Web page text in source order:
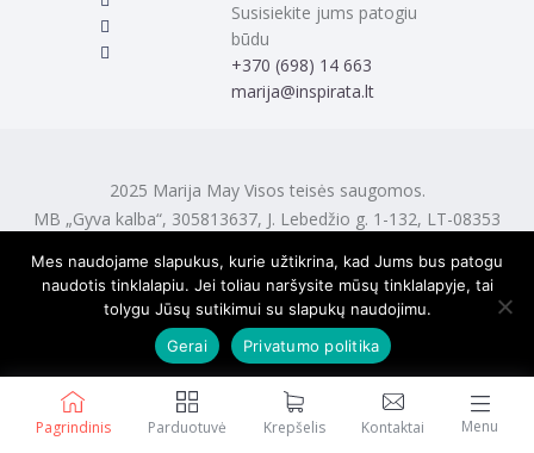
Pagrindinis Parduotuvė Krepšelis Kontaktai Menu
Susisiekite jums patogiu
būdu
‭+370 (698) 14 663
marija@inspirata.lt
2025 Marija May Visos teisės saugomos.
MB „Gyva kalba“, 305813637, J. Lebedžio g. 1-132, LT-08353
Mes naudojame slapukus, kurie užtikrina, kad Jums bus patogu
naudotis tinklalapiu. Jei toliau naršysite mūsų tinklalapyje, tai
tolygu Jūsų sutikimui su slapukų naudojimu.
Gerai
Privatumo politika